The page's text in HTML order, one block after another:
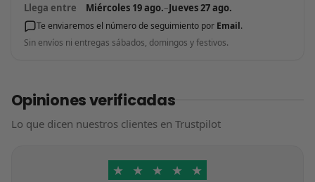
Llega entre
Miércoles 19 ago.–Jueves 27 ago.
Te enviaremos el número de seguimiento por Email.
Sin envíos ni entregas sábados, domingos y festivos.
Opiniones verificadas
Lo que dicen nuestros clientes en Trustpilot
★ ★ ★ ★ ★